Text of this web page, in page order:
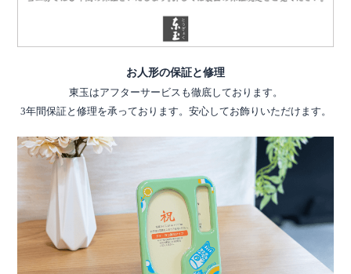
お人形の保証と修理
東玉はアフターサービスも徹底しております。
3年間保証と修理を承っております。安心してお飾りいただけます。